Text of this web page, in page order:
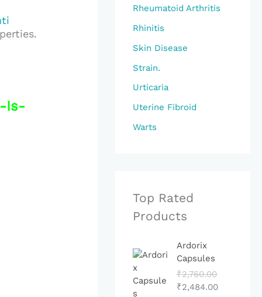
Is-
Rheumatoid Arthritis
Rhinitis
Skin Disease
Strain.
Urticaria
Uterine Fibroid
Warts
Top Rated
Products
Ardorix
Capsules
₹2,760.00
G
I₹2,484.00E